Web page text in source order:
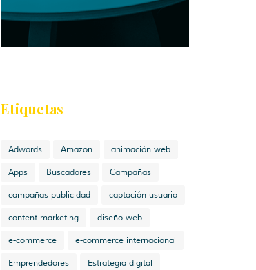
Etiquetas
Adwords Amazon animación web
Apps Buscadores Campañas
campañas publicidad captación usuario
content marketing diseño web
e-commerce e-commerce internacional
Emprendedores Estrategia digital